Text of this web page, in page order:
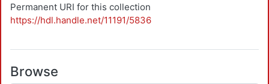
Permanent URI for this collection
https://hdl.handle.net/11191/5836
Browse